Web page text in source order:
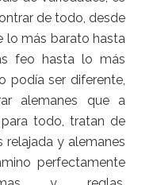
de todo, desde
lo más barato hasta
feo hasta lo más
podía ser diferente,
alemanes que a
todo, tratan de
relajada y alemanes
perfectamente